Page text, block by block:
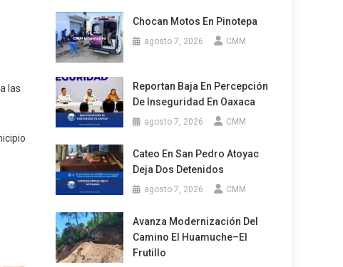
las
Chocan Motos En Pinotepa
agosto 7, 2026 CMM
Reportan Baja En Percepción
De Inseguridad En Oaxaca
agosto 7, 2026 CMM
Cateo En San Pedro Atoyac
Deja Dos Detenidos
agosto 7, 2026 CMM
Avanza Modernización Del
Camino El Huamuche–El
Frutillo